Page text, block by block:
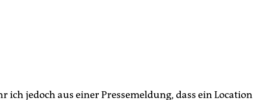
ich jedoch aus einer Pressemeldung, dass ein Location